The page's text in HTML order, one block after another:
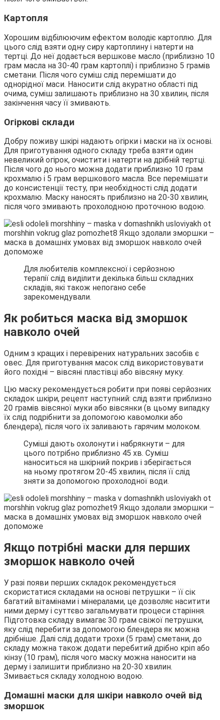
Картопля
Хорошим відбілюючим ефектом володіє картоплю. Для
цього слід взяти одну сиру картоплину і натерти на
тертці. До неї додається вершкове масло (приблизно 10
грам масла на 30-40 грам картоплі) і приблизно 5 грамів
сметани. Після чого суміш слід перемішати до
однорідної маси. Наносити слід акуратно області під
очима, суміш залишають приблизно на 30 хвилин, після
закінчення часу її змивають.
Огіркові склади
Добру поживу шкірі надають огірки і маски на їх основі.
Для приготування одного складу треба взяти один
невеликий огірок, очистити і натерти на дрібній тертці.
Після чого до нього можна додати приблизно 10 грам
крохмалю і 5 грам вершкового масла. Все перемішати
до консистенції тесту, при необхідності слід додати
крохмалю. Маску наносять приблизно на 20-30 хвилин,
після чого змивають прохолодною проточною водою.
Для любителів комплексної і серйозною
терапії слід виділити декілька більш складних
складів, які також непогано себе
зарекомендували.
Як робиться маска від зморшок
навколо очей
Одним з кращих і перевірених натуральних засобів є
овес. Для приготування масок слід використовувати
його похідні – вівсяні пластівці або вівсяну муку.
Цю маску рекомендується робити при появі серйозних
складок шкіри, рецепт наступний: слід взяти приблизно
20 грамів вівсяної муки або вівсянки (в цьому випадку
їх слід подрібнити за допомогою кавомолки або
блендера), після чого їх заливають гарячим молоком.
Суміші дають охолонути і набрякнути – для
цього потрібно приблизно 45 хв. Суміш
наноситься на шкірний покрив і зберігається
на ньому протягом 20-45 хвилин, після її слід
зняти за допомогою прохолодної води.
Якщо потрібні маски для перших
зморшок навколо очей
У разі появи перших складок рекомендується
скористатися складами на основі петрушки – її сік
багатий вітамінами і мінералами, це дозволяє наситити
ними дерму і суттєво загальмувати процеси старіння.
Підготовка складу вимагає 30 грам свіжої петрушки,
яку слід перебити за допомогою блендера як можна
дрібніше. Далі слід додати трохи (5 грам) сметани, до
складу можна також додати перебитий дрібно кріп або
кінзу (10 грам), після чого маску можна наносити на
дерму і залишити приблизно на 20-30 хвилин.
Змивається складу холодною водою.
Домашні маски для шкіри навколо очей від
зморшок